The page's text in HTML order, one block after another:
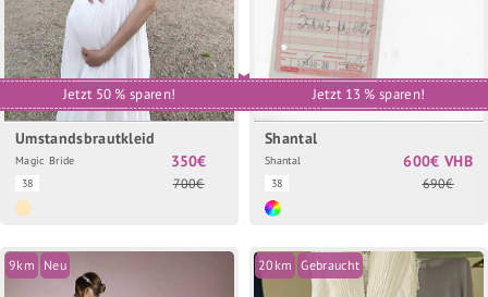
Jetzt 50 % sparen!
Umstandsbrautkleid
Magic Bride
38
350€
700€
Jetzt 13 % sparen!
Shantal
Shantal
38
600€ VHB
690€
9km Neu 20km Gebraucht